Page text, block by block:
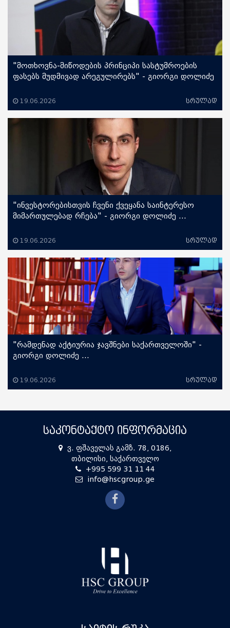
"მოთხოვნა-მიწოდების პრინციპი სასტუმროების
ფასებს მუდმივად არეგულირებს" - გიორგი დოლიძე
19.06.2026 სრულად
"ინვესტორებისთვის ჩვენი ქვეყანა საინტერესო
მიმართულებად რჩება" - გიორგი დოლიძე ...
19.06.2026 სრულად
"რამდენად აქტიურია ჯავშნები საქართველოში" -
გიორგი დოლიძე ...
19.06.2026 სრულად
ᲡᲐᲙᲝᲜᲢᲐᲥᲢᲝ ᲘᲜᲤᲝᲠᲛᲐᲪᲘᲐ
ვ. ფშაველას გამზ. 78, 0186,
თბილისი, საქართველო
+995 599 31 11 44
info@hscgroup.ge